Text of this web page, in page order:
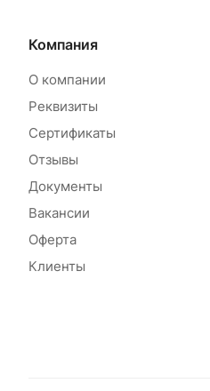
Компания
О компании
Реквизиты
Сертификаты
Отзывы
Документы
Вакансии
Оферта
Клиенты